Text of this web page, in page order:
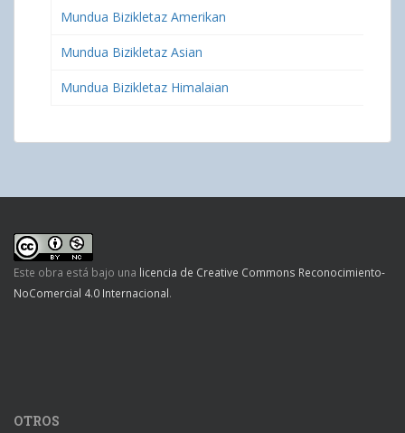
Mundua Bizikletaz Amerikan
Mundua Bizikletaz Asian
Mundua Bizikletaz Himalaian
Este obra está bajo una licencia de Creative Commons Reconocimiento-
NoComercial 4.0 Internacional.
OTROS